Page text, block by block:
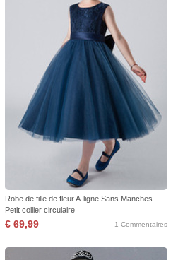
Robe de fille de fleur A-ligne Sans Manches
Petit collier circulaire
€ 69,99 1 Commentaires